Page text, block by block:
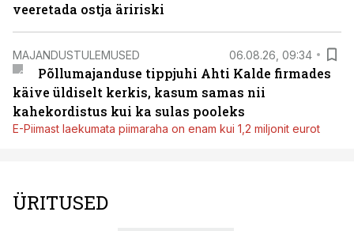
veeretada ostja äririski
MAJANDUSTULEMUSED 06.08.26, 09:34
Põllumajanduse tippjuhi Ahti Kalde firmades
käive üldiselt kerkis, kasum samas nii
kahekordistus kui ka sulas pooleks
E-Piimast laekumata piimaraha on enam kui 1,2 miljonit eurot
ÜRITUSED